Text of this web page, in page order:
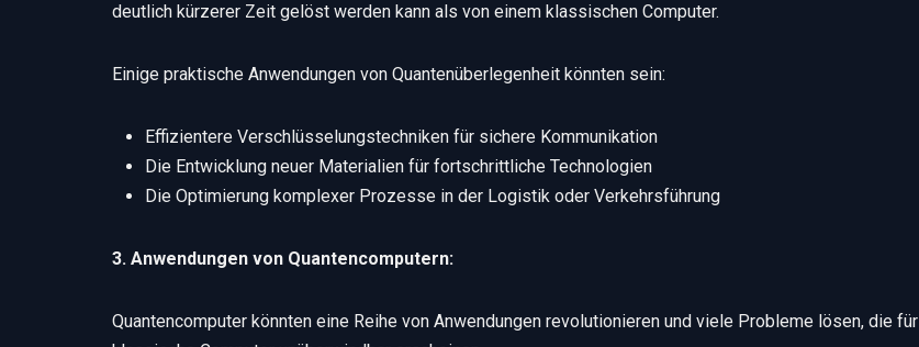
deutlich kürzerer Zeit gelöst werden kann als von einem klassischen Computer.
Einige praktische Anwendungen von Quantenüberlegenheit könnten sein:
Effizientere Verschlüsselungstechniken für sichere Kommunikation
Die Entwicklung neuer Materialien für fortschrittliche Technologien
Die Optimierung komplexer Prozesse in der Logistik oder Verkehrsführung
3. Anwendungen von Quantencomputern:
Quantencomputer könnten eine Reihe von Anwendungen revolutionieren und viele Probleme lösen, die für